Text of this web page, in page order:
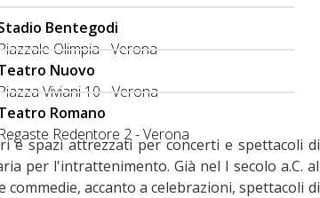
Bentegodi
Olimpia - Verona
Nuovo
Viviani 10 - Verona
Romano
Regaste Redentore 2 - Verona
e spazi attrezzati per concerti e spettacoli di
per l'intrattenimento. Già nel I secolo a.C. al
accanto a celebrazioni, spettacoli di